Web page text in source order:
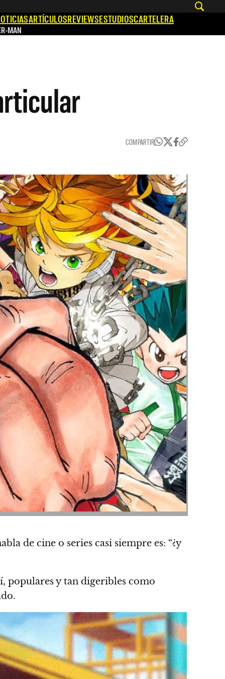
ARTÍCULOSREVIEWSESTUDIOSCARTELERA
MAN
COMPARTIR
de cine o series casi siempre es: “¿y
populares y tan digeribles como